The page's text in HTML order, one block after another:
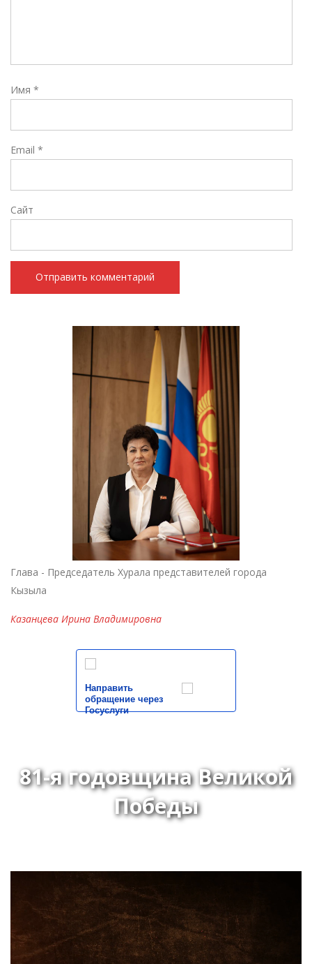
Имя *
Email *
Сайт
Глава - Председатель Хурала представителей города
Кызыла
Казанцева Ирина Владимировна
Направить
обращение через
Госуслуги
81-я годовщина Великой
Победы